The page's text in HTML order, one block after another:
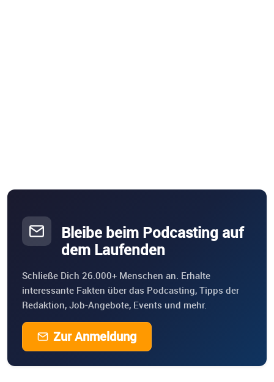
Bleibe beim Podcasting auf
dem Laufenden
Schließe Dich 26.000+ Menschen an. Erhalte
interessante Fakten über das Podcasting, Tipps der
Redaktion, Job-Angebote, Events und mehr.
Zur Anmeldung